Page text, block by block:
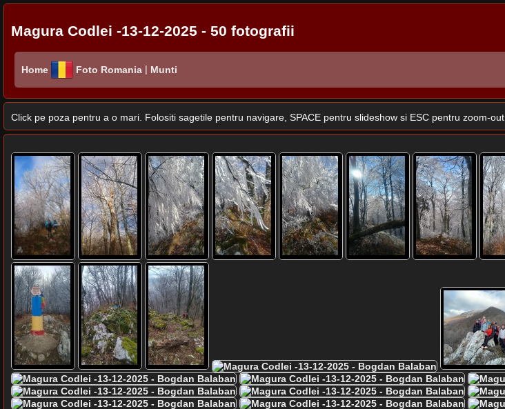
Magura Codlei -13-12-2025 - 50 fotografii
Home Foto Romania | Munti
Click pe poza pentru a o mari. Folositi sagetile pentru navigare, SPACE pentru slideshow si ESC pentru zoom-out.